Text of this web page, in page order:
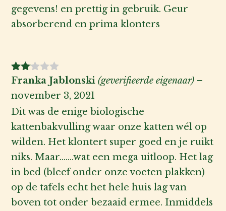
gegevens! en prettig in gebruik. Geur
absorberend en prima klonters
Gew
eerd
2uit
5
Franka Jablonski(geverifieerde eigenaar) –
november 3, 2021
Dit was de enige biologische
kattenbakvulling waar onze katten wél op
wilden. Het klontert super goed en je ruikt
niks. Maar…….wat een mega uitloop. Het lag
in bed (bleef onder onze voeten plakken)
op de tafels echt het hele huis lag van
boven tot onder bezaaid ermee. Inmiddels